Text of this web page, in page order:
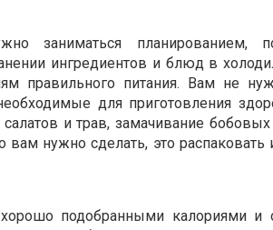
заниматься планированием,
ингредиентов и блюд в
правильного питания. Вам не
для приготовления
и трав, замачивание
нужно сделать, это распаковать
подобранными калориями и